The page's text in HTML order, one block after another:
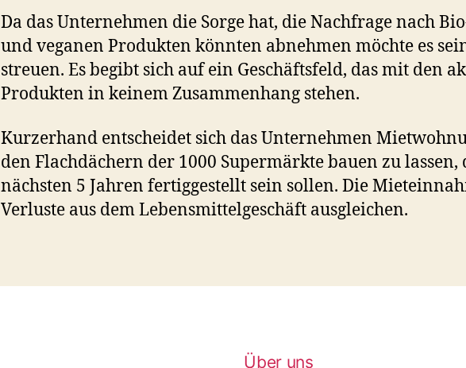
Da das Unternehmen die Sorge hat, die Nachfrage nach
und veganen Produkten könnten abnehmen möchte es
streuen. Es begibt sich auf ein Geschäftsfeld, das mit den
Produkten in keinem Zusammenhang stehen.
Kurzerhand entscheidet sich das Unternehmen
den Flachdächern der 1000 Supermärkte bauen zu lassen,
nächsten 5 Jahren fertiggestellt sein sollen. Die
Verluste aus dem Lebensmittelgeschäft ausgleichen.
Über uns